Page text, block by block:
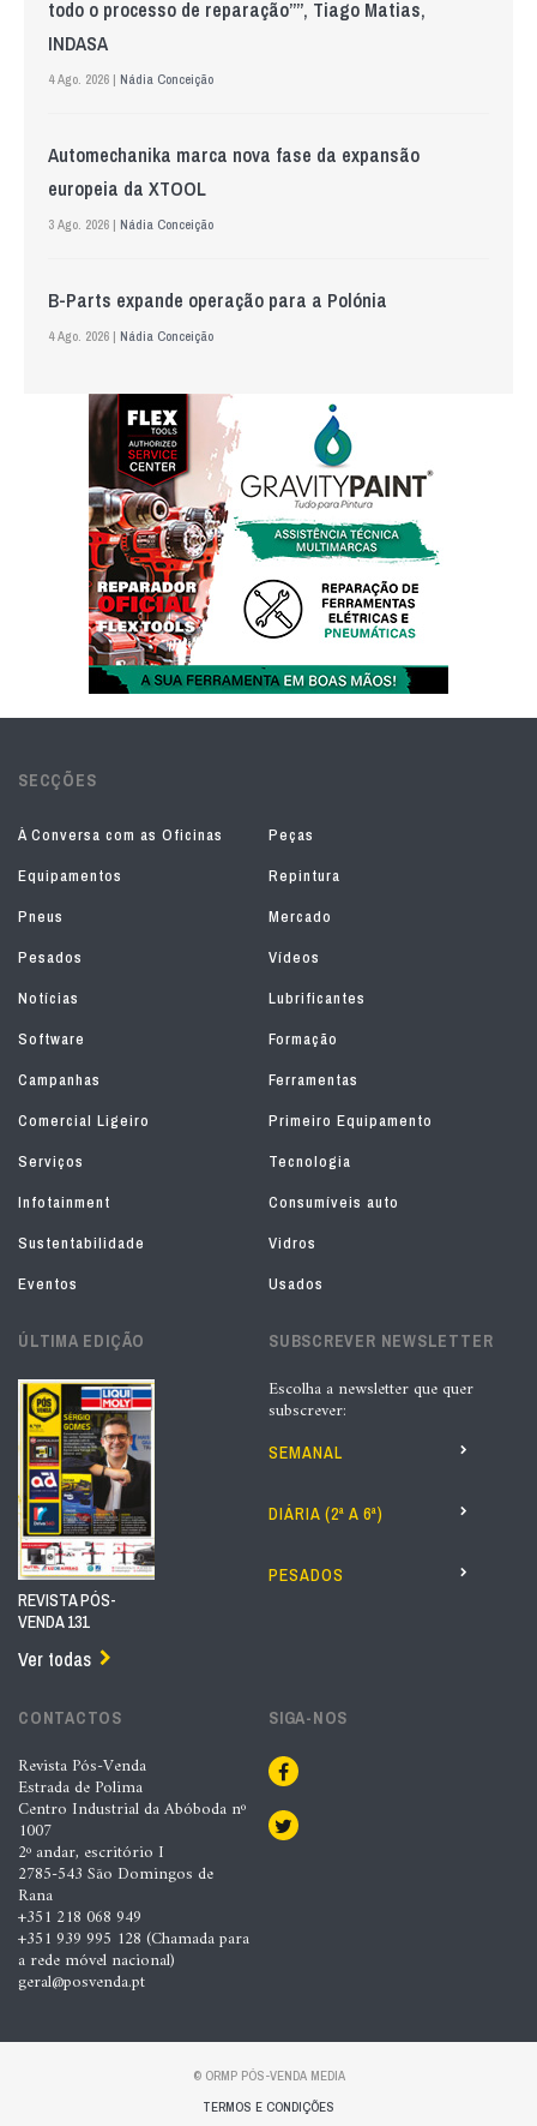
todo o processo de reparação””, Tiago Matias,
INDASA
4 Ago. 2026 | Nádia Conceição
Automechanika marca nova fase da expansão
europeia da XTOOL
3 Ago. 2026 | Nádia Conceição
B-Parts expande operação para a Polónia
4 Ago. 2026 | Nádia Conceição
SECÇÕES
À Conversa com as Oficinas
Peças
Equipamentos
Repintura
Pneus
Mercado
Pesados
Vídeos
Notícias
Lubrificantes
Software
Formação
Campanhas
Ferramentas
Comercial Ligeiro
Primeiro Equipamento
Serviços
Tecnologia
Infotainment
Consumíveis auto
Sustentabilidade
Vidros
Eventos
Usados
ÚLTIMA EDIÇÃO
REVISTA PÓS-
VENDA 131
Ver todas
SUBSCREVER NEWSLETTER
Escolha a newsletter que quer
subscrever:
SEMANAL
DIÁRIA (2ª A 6ª)
PESADOS
CONTACTOS
Revista Pós-Venda
Estrada de Polima
Centro Industrial da Abóboda nº
1007
2º andar, escritório I
2785-543 São Domingos de
Rana
+351 218 068 949
+351 939 995 128 (Chamada para
a rede móvel nacional)
geral@posvenda.pt
SIGA-NOS
© ORMP PÓS-VENDA MEDIA
TERMOS E CONDIÇÕES